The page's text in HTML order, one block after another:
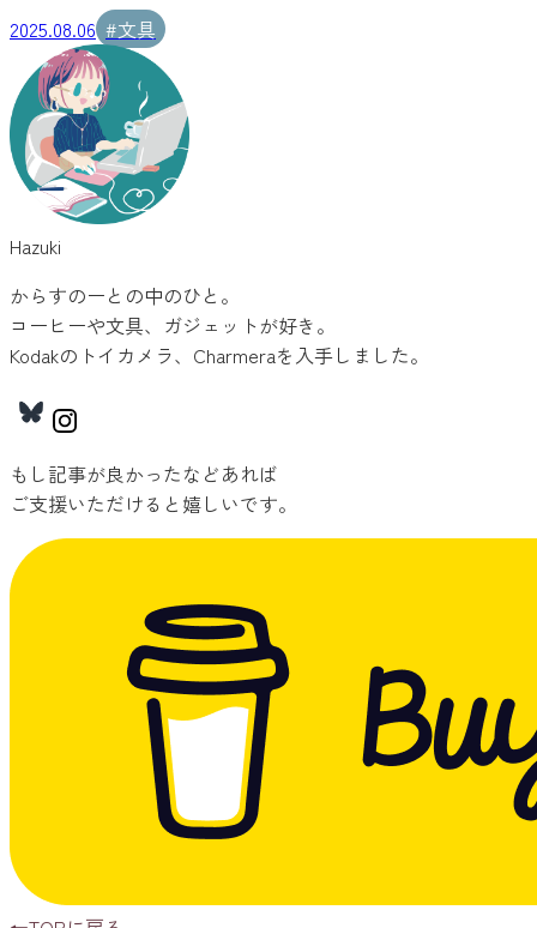
2025.08.06 #文具
Hazuki
からすのーとの中のひと。
コーヒーや文具、ガジェットが好き。
Kodakのトイカメラ、Charmeraを入手しました。
もし記事が良かったなどあれば
ご支援いただけると嬉しいです。